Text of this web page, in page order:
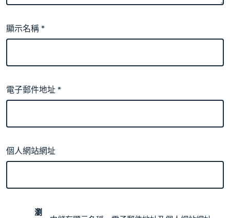
顯示名稱*
電子郵件地址*
個人網站網址
瀏